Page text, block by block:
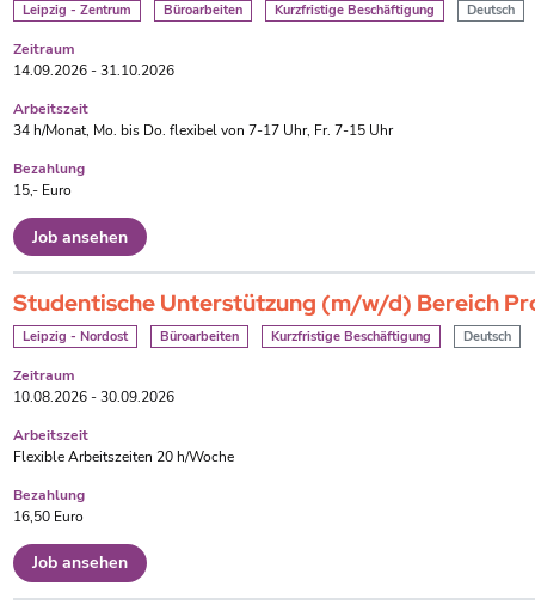
Leipzig - Zentrum Büroarbeiten Kurzfristige Beschäftigung Deutsch
Zeitraum
14.09.2026 - 31.10.2026
Arbeitszeit
34 h/Monat, Mo. bis Do. flexibel von 7-17 Uhr, Fr. 7-15 Uhr
Bezahlung
15,- Euro
Job ansehen
Studentische Unterstützung (m/w/d) Bereich
Leipzig - Nordost Büroarbeiten Kurzfristige Beschäftigung Deutsch
Zeitraum
10.08.2026 - 30.09.2026
Arbeitszeit
Flexible Arbeitszeiten 20 h/Woche
Bezahlung
16,50 Euro
Job ansehen